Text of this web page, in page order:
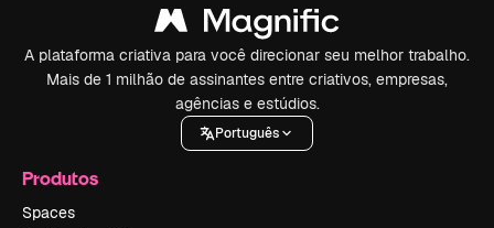
A plataforma criativa para você direcionar seu melhor trabalho.
Mais de 1 milhão de assinantes entre criativos, empresas,
agências e estúdios.
Português
Produtos
Spaces